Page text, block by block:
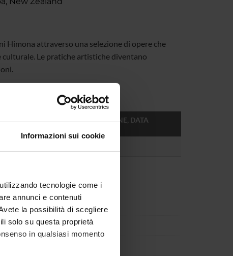
Informazioni sui cookie
tecnologie come i
annunci e contenuti
la possibilità di scegliere
solo su questa proprietà
in qualsiasi momento
Himona attraverso una selezione di opere che
Le pratiche artistiche diventano
FORMATO (LINGUA, DIMENSIONE, DATA